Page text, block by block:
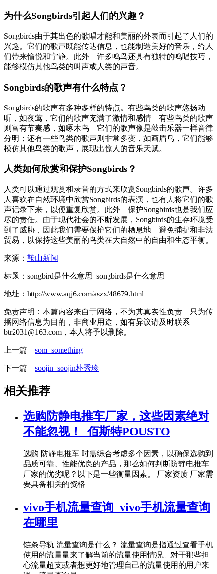
为什么Songbirds引起人们的兴趣？
Songbirds由于其出色的歌唱才能和美丽的外表而引起了人们的
兴趣。它们的歌声既能传达信息，也能制造美好的音乐，给人
们带来愉悦和宁静。此外，许多鸣鸟还具有独特的鸣唱技巧，
能够模仿其他鸟类的叫声或人类的声音。
Songbirds的歌声有什么特点？
Songbirds的歌声有多种多样的特点。有些鸟类的歌声悠扬动
听，如夜莺，它们的歌声充满了激情和感情；有些鸟类的歌声
则富有节奏感，如啄木鸟，它们的歌声像是敲击乐器一样音律
分明；还有一些鸟类的歌声则非常多变，如画眉鸟，它们能够
模仿其他鸟类的歌声，展现出惊人的音乐天赋。
人类如何欣赏和保护Songbirds？
人类可以通过观赏和录音的方式来欣赏Songbirds的歌声。许多
人喜欢在自然环境中欣赏Songbirds的表演，也有人将它们的歌
声记录下来，以便重复欣赏。此外，保护Songbirds也是我们应
尽的责任。由于现代社会的不断发展，Songbirds的生存环境受
到了威胁，因此我们需要保护它们的栖息地，避免捕捉和非法
贸易，以保持这些美丽的鸟类在大自然中的自由和生态平衡。
来源： 鞍山新闻
标题：songbird是什么意思_songbirds是什么意思
地址：http://www.aqj6.com/aszx/48679.html
免责声明：本篇内容来自于网络，不为其真实性负责，只为传
播网络信息为目的，非商业用途，如有异议请及时联系
btr2031@163.com，本人将予以删除。
上一篇： som_something
下一篇： soojin_soojin朴秀珍
相关推荐
选购防静电推车厂家，这些因素绝对
不能忽视！_佰斯特POUSTO
选购 防静电推车 时需综合考虑多个因素，以确保选购到
品质可靠、性能优良的产品，那么如何判断防静电推车
厂家的优劣呢？以下是一些衡量因素。 厂家资质 厂家需
要具备相关的资格
vivo手机流量查询_vivo手机流量查询
在哪里
链条导轨 流量查询是什么？ 流量查询是指通过查看手机
使用的流量量来了解当前的流量使用情况。对于那些担
心流量超支或者想更好地管理自己的流量使用的用户来